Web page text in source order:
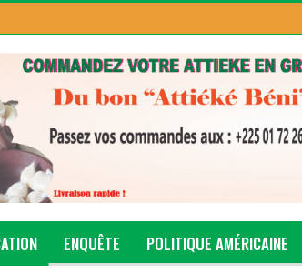
ENQUÊTE
POLITIQUE AMÉRICAINE